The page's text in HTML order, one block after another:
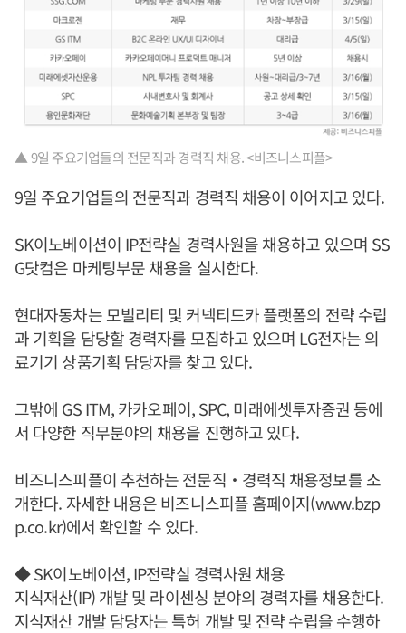
▲ 9일 주요기업들의 전문직과 경력직 채용. <비즈니스피플>
9일 주요기업들의 전문직과 경력직 채용이 이어지고 있다.
SK이노베이션이 IP전략실 경력사원을 채용하고 있으며 SS
G닷컴은 마케팅부문 채용을 실시한다.
현대자동차는 모빌리티 및 커넥티드카 플랫폼의 전략 수립
과 기획을 담당할 경력자를 모집하고 있으며 LG전자는 의
료기기 상품기획 담당자를 찾고 있다.
그밖에 GS ITM, 카카오페이, SPC, 미래에셋투자증권 등에
서 다양한 직무분야의 채용을 진행하고 있다.
비즈니스피플이 추천하는 전문직‧경력직 채용정보를 소
개한다. 자세한 내용은 비즈니스피플 홈페이지(www.bzp
p.co.kr)에서 확인할 수 있다.
◆ SK이노베이션, IP전략실 경력사원 채용
지식재산(IP) 개발 및 라이센싱 분야의 경력자를 채용한다.
지식재산 개발 담당자는 특허 개발 및 전략 수립을 수행하